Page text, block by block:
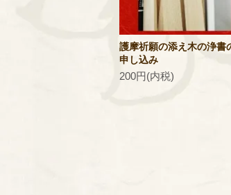
護摩祈願の添え木の浄書
申し込み
200円(内税)